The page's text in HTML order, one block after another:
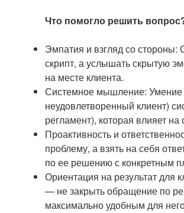
Что помогло решить
Эмпатия и взгляд со стороны:
скрипт, а услышать скрытую
на месте клиента.
Системное мышление: Умение
неудовлетворенный клиент)
регламент), которая влияет на
Проактивность и
проблему, а взять на себя
по ее решению с конкретным
Ориентация на результат для
— не закрыть обращение по
максимально удобным для